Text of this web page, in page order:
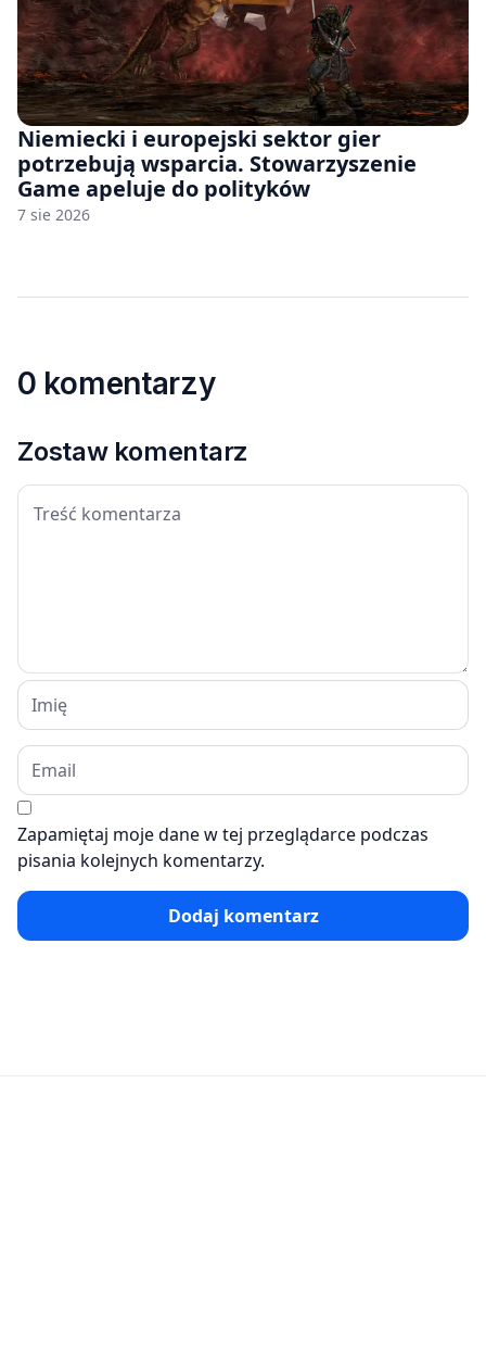
Niemiecki i europejski sektor gier
potrzebują wsparcia. Stowarzyszenie
Game apeluje do polityków
7 sie 2026
0 komentarzy
Zostaw komentarz
Zapamiętaj moje dane w tej przeglądarce podczas
pisania kolejnych komentarzy.
Dodaj komentarz